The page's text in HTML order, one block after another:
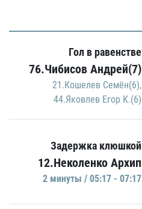
Гол в равенстве
76.Чибисов Андрей(7)
21.Кошелев Семён(6),
44.Яковлев Егор К.(6)
Задержка клюшкой
12.Неколенко Архип
2 минуты / 05:17 - 07:17